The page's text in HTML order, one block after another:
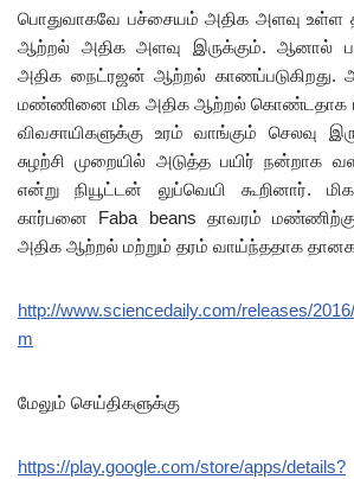
பொதுவாகவே பச்சையம் அதிக அளவு உள்ள
ஆற்றல் அதிக அளவு இருக்கும். ஆனால்
அதிக நைட்ரஜன் ஆற்றல் காணப்படுகிறது.
மண்ணினை மிக அதிக ஆற்றல் கொண்டதாக
விவசாயிகளுக்கு உரம் வாங்கும் செலவு
சுழற்சி முறையில் அடுத்த பயிர் நன்றாக
என்று நியூட்டன் லுப்வெயி கூறினார்.
கார்பனை Faba beans தாவரம்
அதிக ஆற்றல் மற்றும் தரம் வாய்ந்ததாக
http://www.sciencedaily.com/releases/
m
மேலும் செய்திகளுக்கு
https://play.google.com/store/apps/details?